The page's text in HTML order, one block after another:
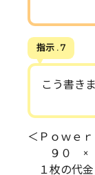
指示 . 7
こう書き
＜Ｐｏｗｅ
９０ ×
１枚の代